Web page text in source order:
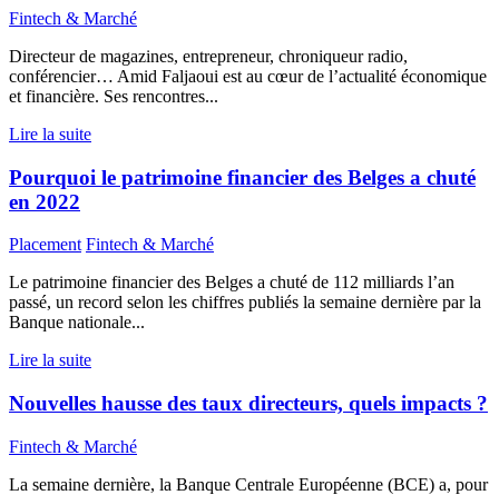
Fintech & Marché
Directeur de magazines, entrepreneur, chroniqueur radio,
conférencier… Amid Faljaoui est au cœur de l’actualité économique
et financière. Ses rencontres...
Lire la suite
Pourquoi le patrimoine financier des Belges a chuté
en 2022
Placement Fintech & Marché
Le patrimoine financier des Belges a chuté de 112 milliards l’an
passé, un record selon les chiffres publiés la semaine dernière par la
Banque nationale...
Lire la suite
Nouvelles hausse des taux directeurs, quels impacts ?
Fintech & Marché
La semaine dernière, la Banque Centrale Européenne (BCE) a, pour